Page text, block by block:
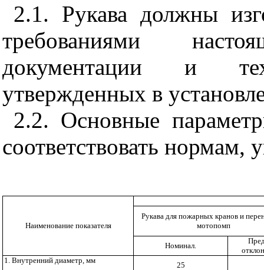
2.1. Рукава должны
требованиями
документации и
утвержденных в
2.2. Основные
соответствовать нормам,
Наименование показателя
Рукава для пожарных кранов и
мотопомп
Номинал.
1. Внутренний диаметр, мм
25